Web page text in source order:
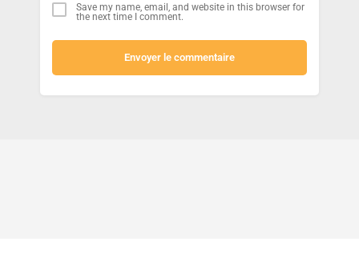
Save my name, email, and website in this browser for
the next time I comment.
Envoyer le commentaire